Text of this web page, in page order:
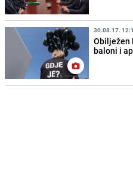
30.08.17.
Obilježen
baloni i